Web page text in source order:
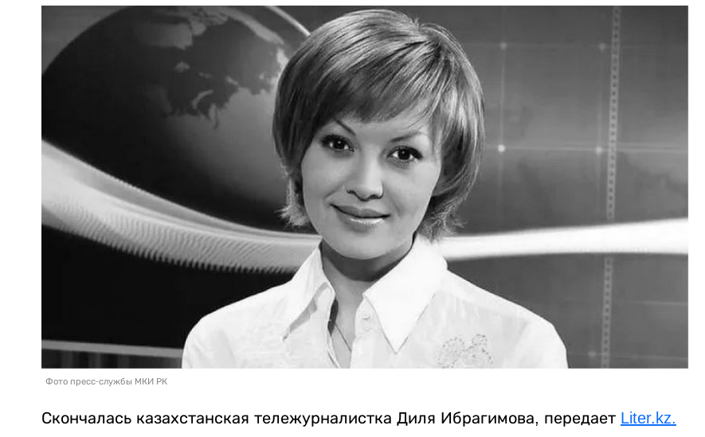
Фото пресс-службы МКИ РК
Скончалась казахстанская тележурналистка Диля Ибрагимова, передает Liter.kz.